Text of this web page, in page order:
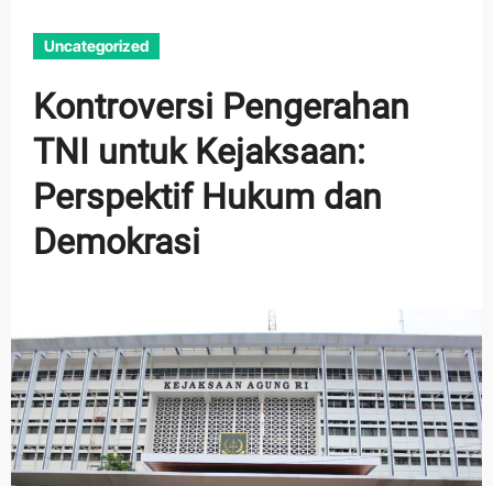
Uncategorized
Kontroversi Pengerahan
TNI untuk Kejaksaan:
Perspektif Hukum dan
Demokrasi